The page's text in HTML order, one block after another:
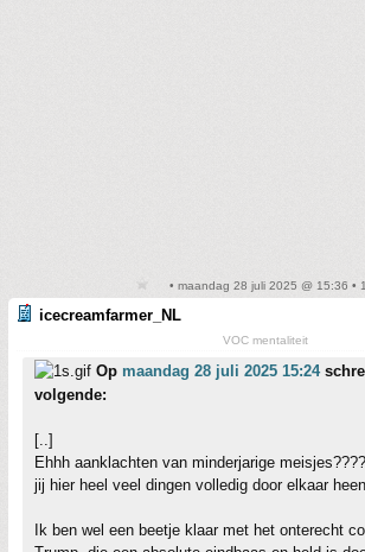
• maandag 28 juli 2025 @ 15:36 •
icecreamfarmer_NL
VOC mentaliteit
Op maandag 28 juli 2025 15:24
volgende:
[..]
Ehhh aanklachten van minderjarige
jij hier heel veel dingen volledig door elkaar
Ik ben wel een beetje klaar met het onterecht